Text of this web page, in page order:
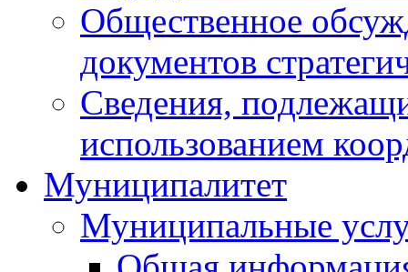
Общественное
документов
Сведения,
использованием
Муниципалитет
Муниципальные